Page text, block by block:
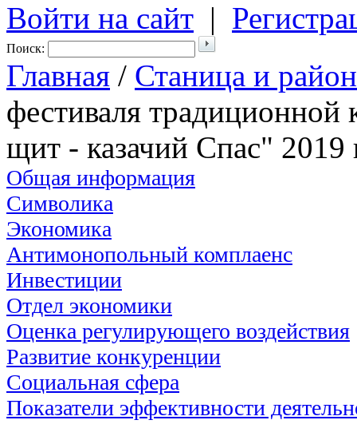
Войти на сайт |
Поиск:
Главная / Станица и район
фестиваля традиционной
щит - казачий Спас" 2019
Общая информация
Символика
Экономика
Антимонопольный комплаенс
Инвестиции
Отдел экономики
Оценка регулирующего воздействия
Развитие конкуренции
Социальная сфера
Показатели эффективности